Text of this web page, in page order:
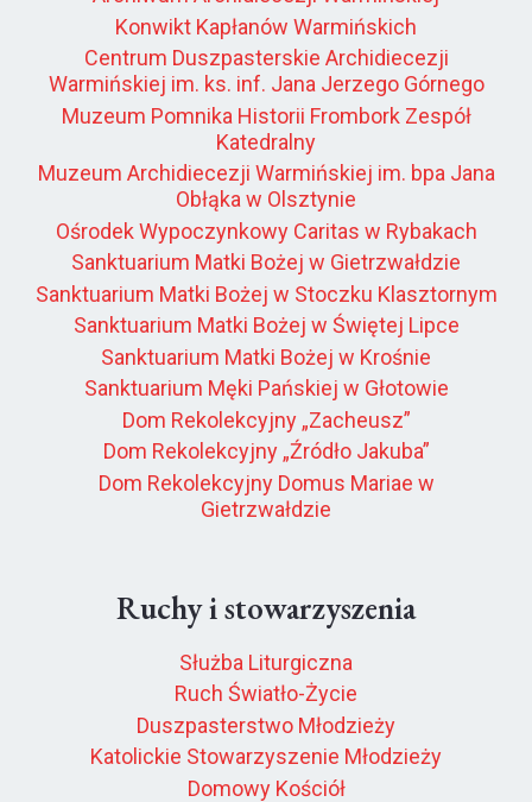
Konwikt Kapłanów Warmińskich
Centrum Duszpasterskie Archidiecezji
Warmińskiej im. ks. inf. Jana Jerzego Górnego
Muzeum Pomnika Historii Frombork Zespół
Katedralny
Muzeum Archidiecezji Warmińskiej im. bpa Jana
Obłąka w Olsztynie
Ośrodek Wypoczynkowy Caritas w Rybakach
Sanktuarium Matki Bożej w Gietrzwałdzie
Sanktuarium Matki Bożej w Stoczku Klasztornym
Sanktuarium Matki Bożej w Świętej Lipce
Sanktuarium Matki Bożej w Krośnie
Sanktuarium Męki Pańskiej w Głotowie
Dom Rekolekcyjny „Zacheusz”
Dom Rekolekcyjny „Źródło Jakuba”
Dom Rekolekcyjny Domus Mariae w
Gietrzwałdzie
Ruchy i stowarzyszenia
Służba Liturgiczna
Ruch Światło-Życie
Duszpasterstwo Młodzieży
Katolickie Stowarzyszenie Młodzieży
Domowy Kościół